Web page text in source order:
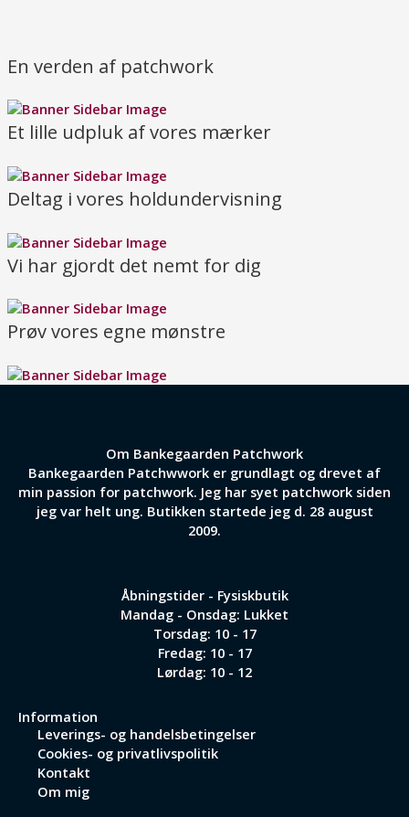
En verden af patchwork
Et lille udpluk af vores mærker
Deltag i vores holdundervisning
Vi har gjordt det nemt for dig
Prøv vores egne mønstre
Om Bankegaarden Patchwork
Bankegaarden Patchwwork er grundlagt og drevet af
min passion for patchwork. Jeg har syet patchwork siden
jeg var helt ung. Butikken startede jeg d. 28 august
2009.
Åbningstider - Fysiskbutik
Mandag - Onsdag: Lukket
Torsdag: 10 - 17
Fredag: 10 - 17
Lørdag: 10 - 12
Information
Leverings- og handelsbetingelser
Cookies- og privatlivspolitik
Kontakt
Om mig